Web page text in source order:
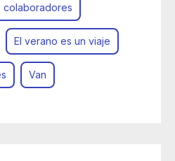
colaboradores
El verano es un viaje
Van